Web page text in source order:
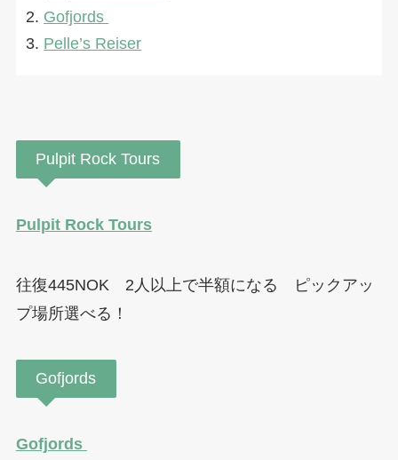
Gofjords
Pelle’s Reiser
Pulpit Rock Tours
Pulpit Rock Tours
往復445NOK 2人以上で半額になる ピックアッ
プ場所選べる！
Gofjords
Gofjords